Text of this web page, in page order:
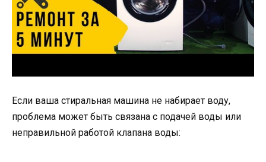
Если ваша стиральная машина не набирает воду,
проблема может быть связана с подачей воды или
неправильной работой клапана воды: